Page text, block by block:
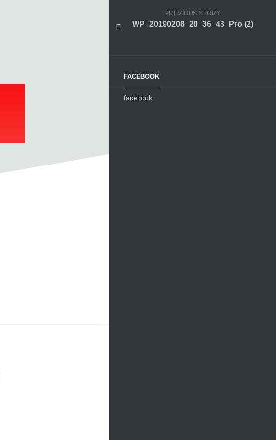
PREVIOUS STORY
WP_20190208_20_36_43_Pro (2)
FACEBOOK
facebook